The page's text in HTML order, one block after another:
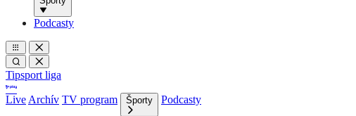
Podcasty
Tipsport liga
Live Archív TV program Športy
Podcasty